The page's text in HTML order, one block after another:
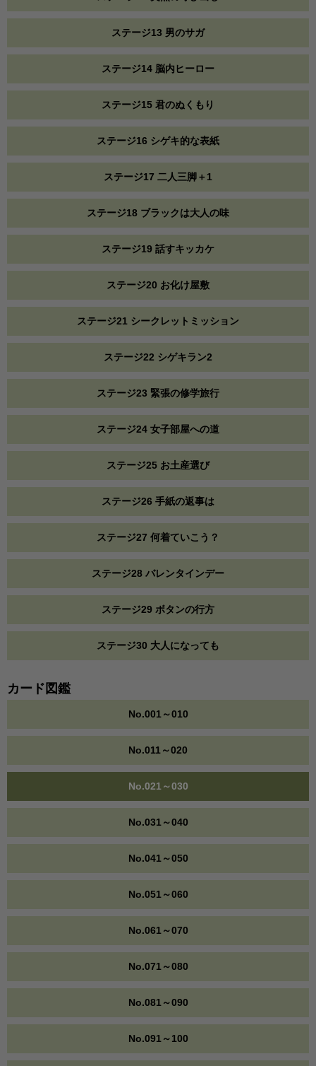
ステージ13 男のサガ
ステージ14 脳内ヒーロー
ステージ15 君のぬくもり
ステージ16 シゲキ的な表紙
ステージ17 二人三脚＋1
ステージ18 ブラックは大人の味
ステージ19 話すキッカケ
ステージ20 お化け屋敷
ステージ21 シークレットミッション
ステージ22 シゲキラン2
ステージ23 緊張の修学旅行
ステージ24 女子部屋への道
ステージ25 お土産選び
ステージ26 手紙の返事は
ステージ27 何着ていこう？
ステージ28 バレンタインデー
ステージ29 ボタンの行方
ステージ30 大人になっても
カード図鑑
No.001～010
No.011～020
No.021～030
No.031～040
No.041～050
No.051～060
No.061～070
No.071～080
No.081～090
No.091～100